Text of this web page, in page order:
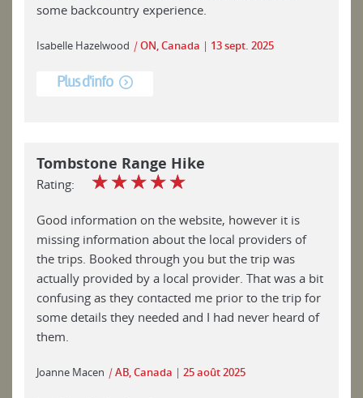
some backcountry experience.
Isabelle Hazelwood |ON, Canada 13 sept. 2025
Plus d'info
Tombstone Range Hike
Rating: ☆☆☆☆☆
Good information on the website, however it is
missing information about the local providers of
the trips. Booked through you but the trip was
actually provided by a local provider. That was a bit
confusing as they contacted me prior to the trip for
some details they needed and I had never heard of
them.
Joanne Macen |AB, Canada 25 août 2025